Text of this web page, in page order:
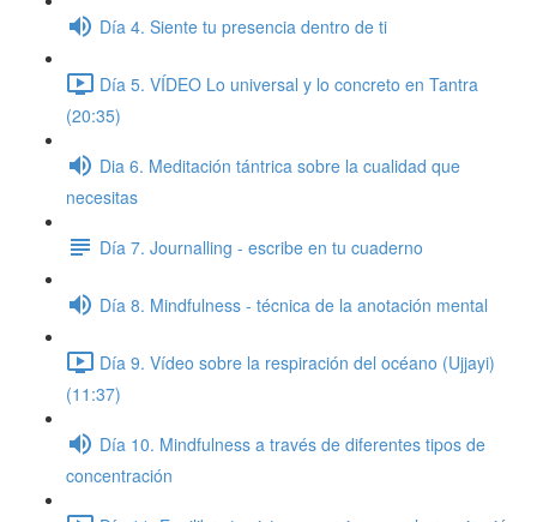
Día 4. Siente tu presencia dentro de ti
Día 5. VÍDEO Lo universal y lo concreto en Tantra
(20:35)
Dia 6. Meditación tántrica sobre la cualidad que
necesitas
Día 7. Journalling - escribe en tu cuaderno
Día 8. Mindfulness - técnica de la anotación mental
Día 9. Vídeo sobre la respiración del océano (Ujjayi)
(11:37)
Día 10. Mindfulness a través de diferentes tipos de
concentración